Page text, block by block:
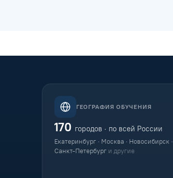
ГЕОГРАФИЯ ОБУЧЕНИЯ
170 городов · по всей России
Екатеринбург · Москва · Новосибирск ·
Санкт-Петербург и другие